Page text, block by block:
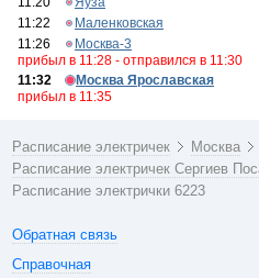
11:22
Маленковская
11:26
Москва-3
прибыл в 11:28 - отправился в 11:30
11:32
Москва Ярославская
прибыл в 11:35
Расписание электричек Москва
Расписание электричек Сергиев
Расписание электрички 6223
Обратная связь
Справочная